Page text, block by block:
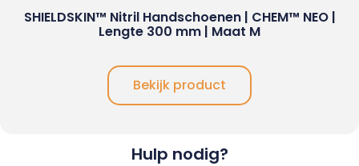
SHIELDSKIN™ Nitril Handschoenen | CHEM™ NEO |
Lengte 300 mm | Maat M
Bekijk product
Hulp nodig?